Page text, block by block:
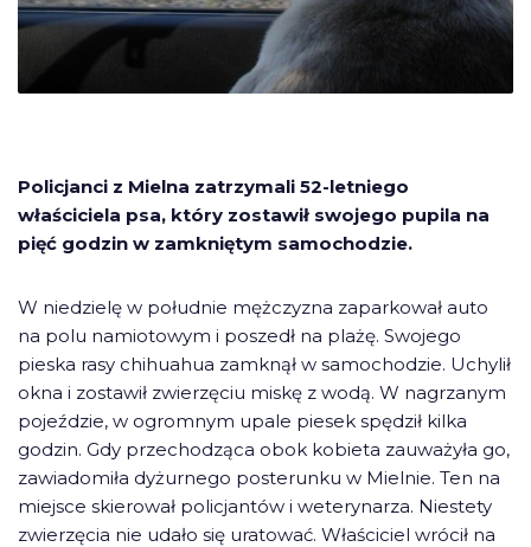
Policjanci z Mielna zatrzymali 52-letniego
właściciela psa, który zostawił swojego pupila na
pięć godzin w zamkniętym samochodzie.
W niedzielę w południe mężczyzna zaparkował auto
na polu namiotowym i poszedł na plażę. Swojego
pieska rasy chihuahua zamknął w samochodzie. Uchylił
okna i zostawił zwierzęciu miskę z wodą. W nagrzanym
pojeździe, w ogromnym upale piesek spędził kilka
godzin. Gdy przechodząca obok kobieta zauważyła go,
zawiadomiła dyżurnego posterunku w Mielnie. Ten na
miejsce skierował policjantów i weterynarza. Niestety
zwierzęcia nie udało się uratować. Właściciel wrócił na